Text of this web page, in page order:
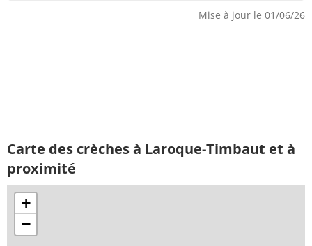
Mise à jour le 01/06/26
Carte des crèches à Laroque-Timbaut et à
proximité
+
−